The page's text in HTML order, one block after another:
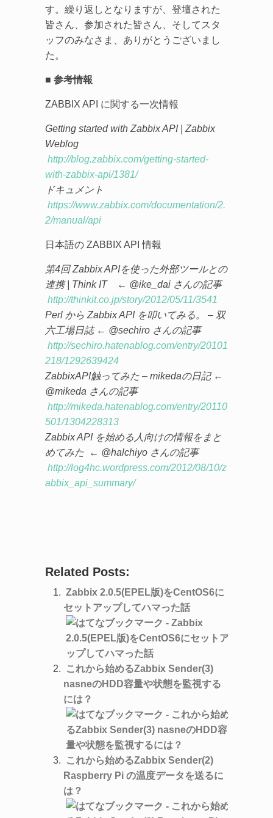
す。繰り返しとなりますが、登壇された
皆さん、参加された皆さん、そしてスタ
ッフのみなさま、ありがとうございまし
た。
■ 参考情報
ZABBIX API に関する一次情報
Getting started with Zabbix API | Zabbix
Weblog
http://blog.zabbix.com/getting-started-
with-zabbix-api/1381/
ドキュメント
https://www.zabbix.com/documentation/2.
2/manual/api
日本語の ZABBIX API 情報
第4回 Zabbix APIを使った外部ツールとの
連携 | Think IT ← @ike_dai さんの記事
http://thinkit.co.jp/story/2012/05/11/3541
Perl から Zabbix API を叩いてみる。 – 双
六工場日誌 ← @sechiro さんの記事
http://sechiro.hatenablog.com/entry/20101
218/1292639424
ZabbixAPI触ってみた – mikedaの日記 ←
@mikeda さんの記事
http://mikeda.hatenablog.com/entry/20110
501/1304228313
Zabbix API を始める人向けの情報をまと
めてみた ← @halchiyo さんの記事
http://log4hc.wordpress.com/2012/08/10/z
abbix_api_summary/
Related Posts:
Zabbix 2.0.5(EPEL版)をCentOS6に
セットアップしてハマった話
これから始めるZabbix Sender(3)
nasneのHDD容量や状態を監視する
には？
これから始めるZabbix Sender(2)
Raspberry Pi の温度データを送るに
は？